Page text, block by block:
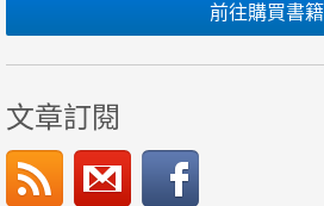
前往購買書籍
文章訂閱